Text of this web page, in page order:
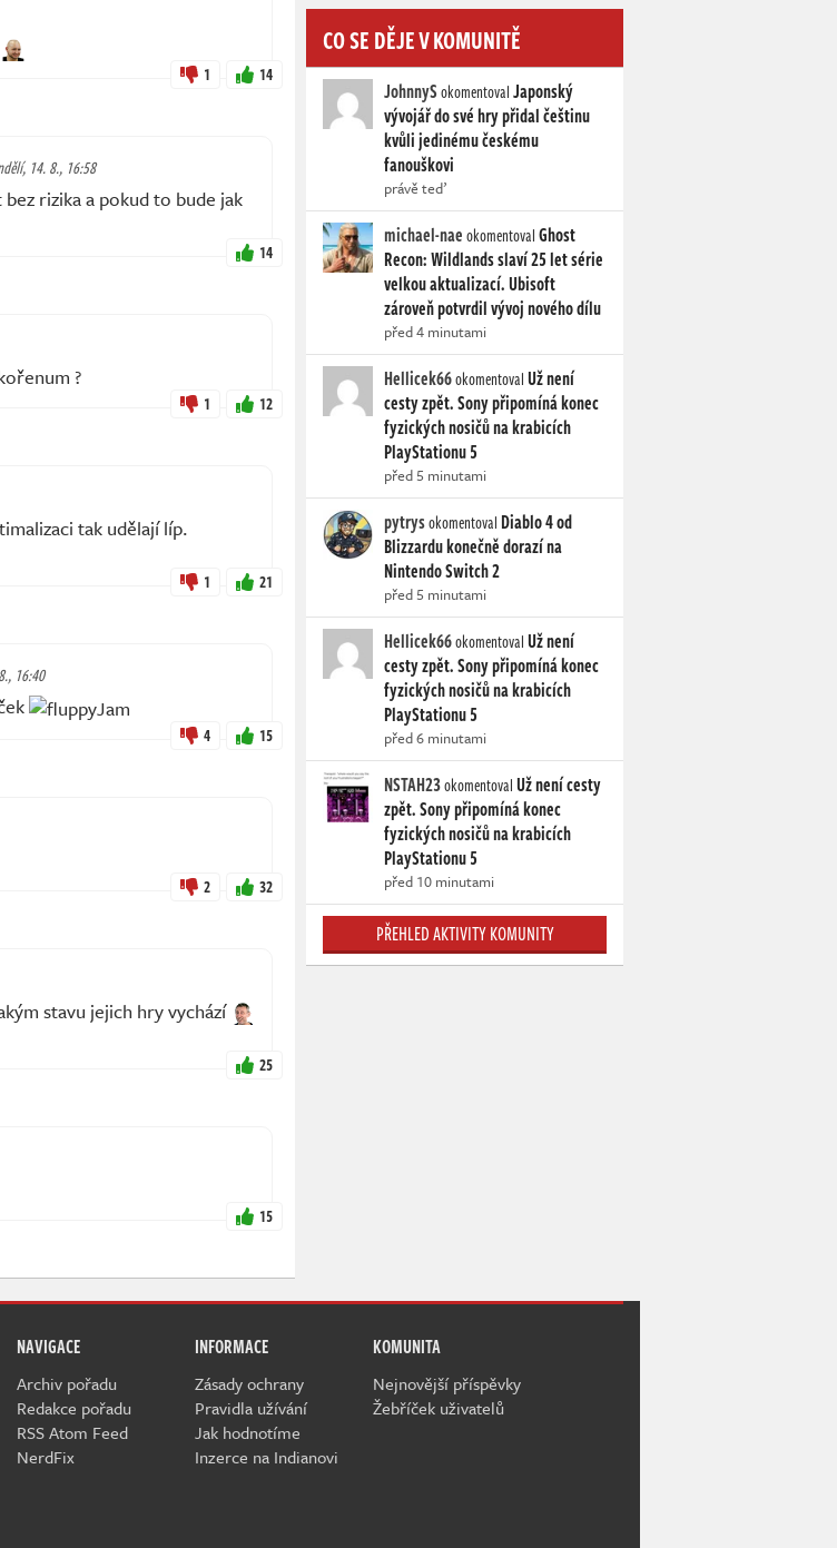
1 14
14. 8., 16:58
rizika a pokud to bude jak
14
?
1 12
tak udělají líp.
1 21
16:40
4 15
2 32
stavu jejich hry vychází
25
15
CO SE DĚJE V KOMUNITĚ
JohnnySokomentovalJaponský
vývojář do své hry přidal češtinu
kvůli jedinému českému
fanouškovi
právě teď
michael-naeokomentovalGhost
Recon: Wildlands slaví 25 let série
velkou aktualizací. Ubisoft
zároveň potvrdil vývoj nového dílu
před 4 minutami
Hellicek66okomentovalUž není
cesty zpět. Sony připomíná konec
fyzických nosičů na krabicích
PlayStationu 5
před 5 minutami
pytrysokomentoval Diablo 4 od
Blizzardu konečně dorazí na
Nintendo Switch 2
před 5 minutami
Hellicek66okomentovalUž není
cesty zpět. Sony připomíná konec
fyzických nosičů na krabicích
PlayStationu 5
před 6 minutami
NSTAH23okomentovalUž není cesty
zpět. Sony připomíná konec
fyzických nosičů na krabicích
PlayStationu 5
před 10 minutami
PŘEHLED AKTIVITY KOMUNITY
NAVIGACE
Archiv pořadu
Redakce pořadu
RSS Atom Feed
NerdFix
INFORMACE
Zásady ochrany
Pravidla užívání
Jak hodnotíme
Inzerce na Indianovi
KOMUNITA
Nejnovější příspěvky
Žebříček uživatelů